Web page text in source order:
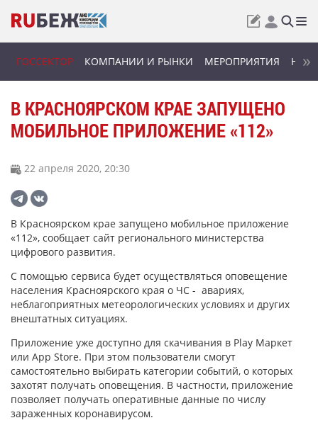
ГОССЕКТОР КОМПАНИИ И РЫНКИ МЕРОПРИЯТИЯ
В КРАСНОЯРСКОМ КРАЕ ЗАПУЩЕНО
МОБИЛЬНОЕ ПРИЛОЖЕНИЕ «112»
22 апреля 2020, 20:30
В Красноярском крае запущено мобильное приложение
«112», сообщает сайт регионального министерства
цифрового развития.
С помощью сервиса будет осуществляться оповещение
населения Красноярского края о ЧС - авариях,
неблагоприятных метеорологических условиях и других
внештатных ситуациях.
Приложение уже доступно для скачивания в Play Маркет
или App Store. При этом пользователи смогут
самостоятельно выбирать категории событий, о которых
захотят получать оповещения. В частности, приложение
позволяет получать оперативные данные по числу
зараженных коронавирусом.